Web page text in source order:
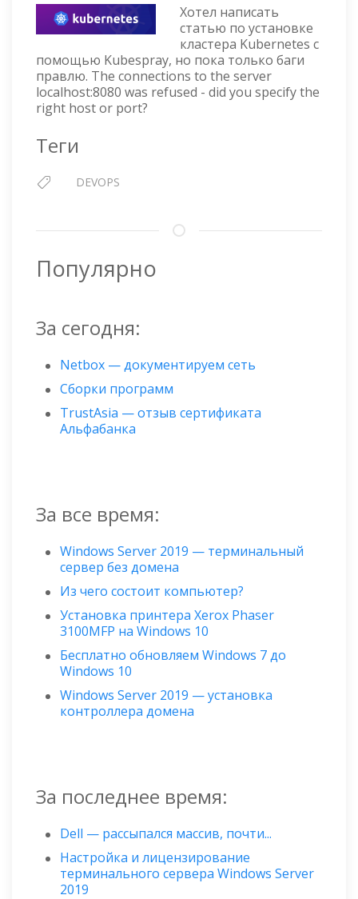
THE
CONNECTIONS
TO
THE
SERVER
LOCALHOST:8080
Хотел написать
статью по установке
кластера Kubernetes с
помощью Kubespray, но пока только баги
правлю. The connections to the server
localhost:8080 was refused - did you specify the
right host or port?
Теги
DEVOPS
Популярно
За сегодня:
Netbox — документируем сеть
Сборки программ
TrustAsia — отзыв сертификата
Альфабанка
За все время:
Windows Server 2019 — терминальный
сервер без домена
Из чего состоит компьютер?
Установка принтера Xerox Phaser
3100MFP на Windows 10
Бесплатно обновляем Windows 7 до
Windows 10
Windows Server 2019 — установка
контроллера домена
За последнее время:
Dell — рассыпался массив, почти...
Настройка и лицензирование
терминального сервера Windows Server
2019